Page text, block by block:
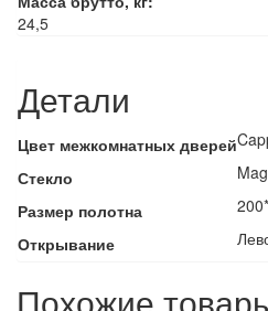
24,5
Детали
Цвет межкомнатных дверей
Стекло
Размер полотна
Открывание